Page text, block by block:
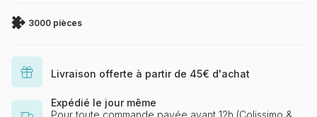
3000 pièces
Livraison offerte à partir de 45€ d'achat
Expédié le jour même